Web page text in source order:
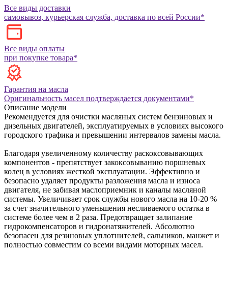
Все виды доставки
самовывоз, курьерская служба, доставка по всей России*
Все виды оплаты
при покупке товара*
Гарантия на масла
Оригинальность масел подтверждается документами*
Описание модели
Рекомендуется для очистки масляных систем бензиновых и
дизельных двигателей, эксплуатируемых в условиях высокого
городского трафика и превышении интервалов замены масла.
Благодаря увеличенному количеству раскоксовывающих
компонентов - препятствует закоксовыванию поршневых
колец в условиях жесткой эксплуатации. Эффективно и
безопасно удаляет продукты разложения масла и износа
двигателя, не забивая маслоприемник и каналы масляной
системы. Увеличивает срок службы нового масла на 10-20 %
за счет значительного уменьшения несливаемого остатка в
системе более чем в 2 раза. Предотвращает залипание
гидрокомпенсаторов и гидронатяжителей. Абсолютно
безопасен для резиновых уплотнителей, сальников, манжет и
полностью совместим со всеми видами моторных масел.